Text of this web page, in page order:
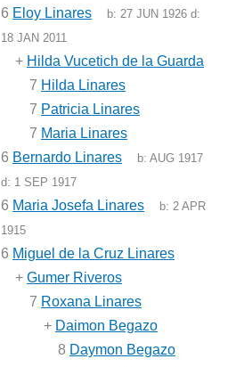
6 Eloy Linares b:27 JUN 1926 d:
18 JAN 2011
+ Hilda Vucetich de la Guarda
7 Hilda Linares
7 Patricia Linares
7 Maria Linares
6 Bernardo Linares b:AUG 1917
d: 1 SEP 1917
6 Maria Josefa Linares b:2 APR
1915
6 Miguel de la Cruz Linares
+ Gumer Riveros
7 Roxana Linares
+ Daimon Begazo
8 Daymon Begazo